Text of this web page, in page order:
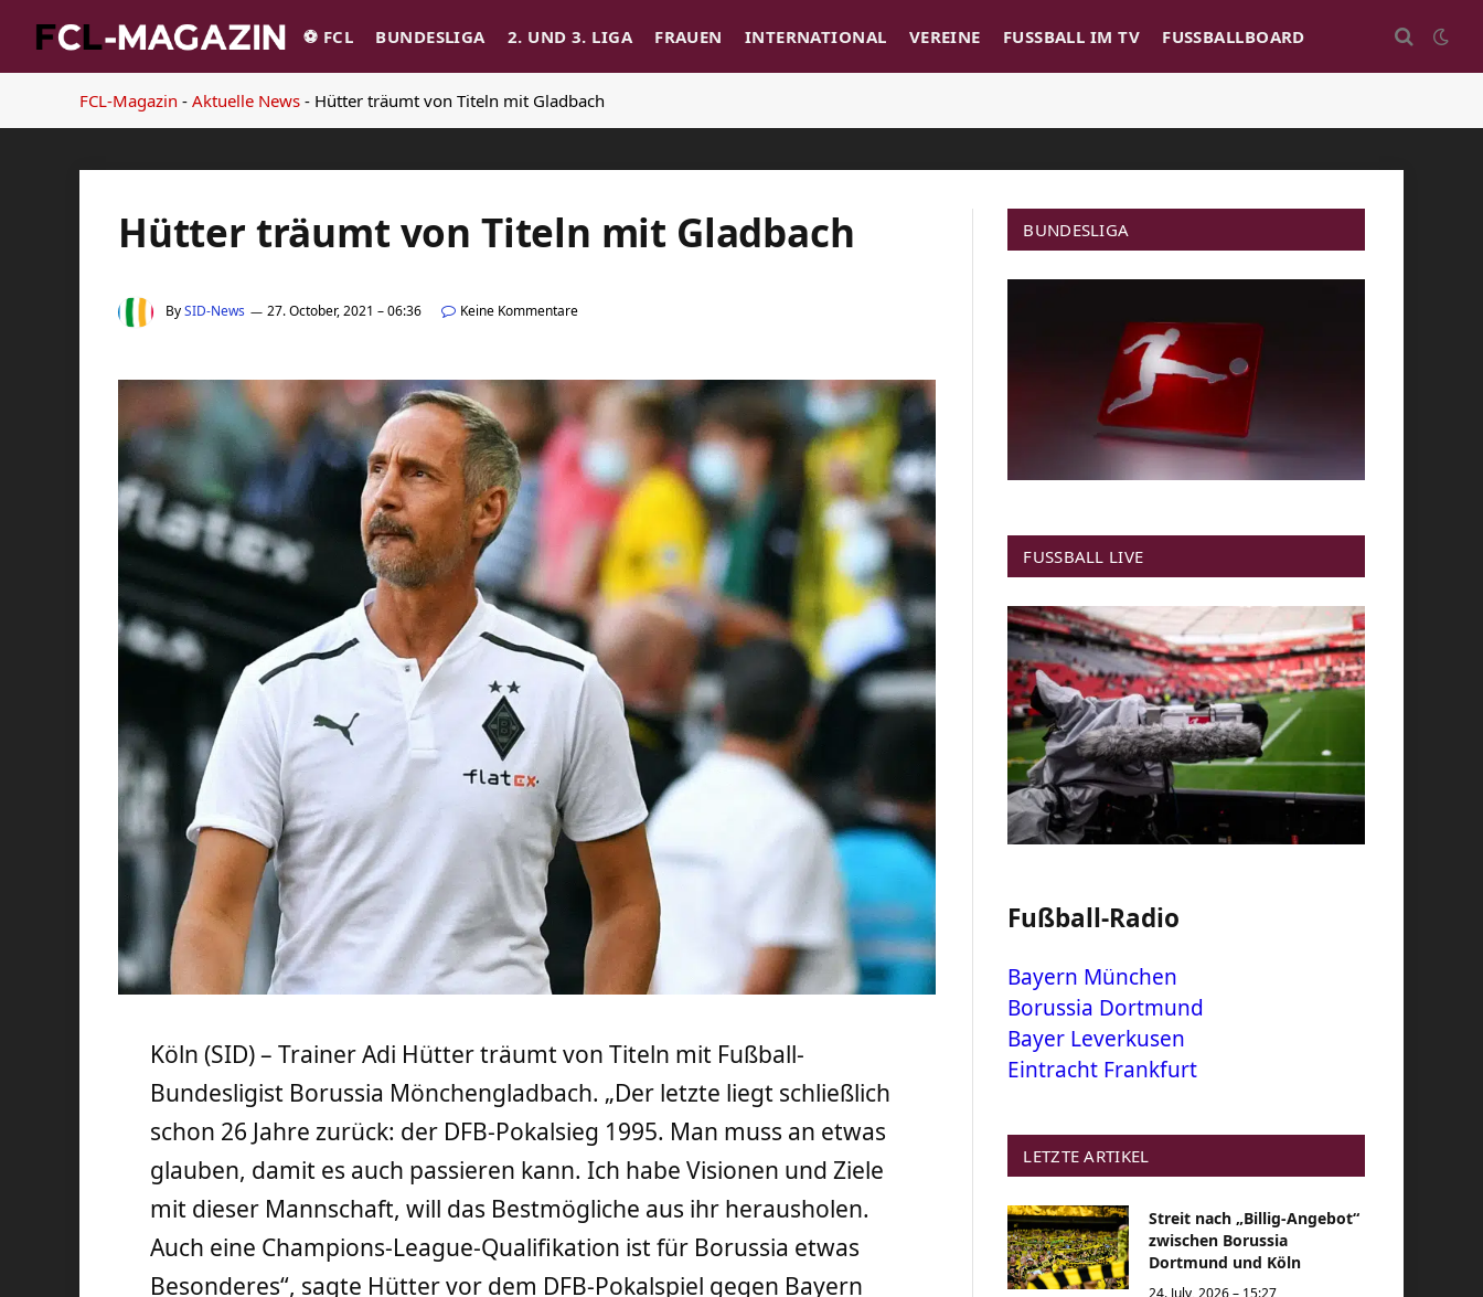
⚽️ FCL BUNDESLIGA 2. UND 3. LIGA FRAUEN INTERNATIONAL VEREINE FUSSBALL IM TV FUSSBALLBOARD
FCL-Magazin - Aktuelle News - Hütter träumt von Titeln mit Gladbach
Hütter träumt von Titeln mit Gladbach
BySID-News 27. October, 2021 – 06:36 Keine Kommentare
Köln (SID) – Trainer Adi Hütter träumt von Titeln mit Fußball-
Bundesligist Borussia Mönchengladbach. „Der letzte liegt schließlich
schon 26 Jahre zurück: der DFB-Pokalsieg 1995. Man muss an etwas
glauben, damit es auch passieren kann. Ich habe Visionen und Ziele
mit dieser Mannschaft, will das Bestmögliche aus ihr herausholen.
Auch eine Champions-League-Qualifikation ist für Borussia etwas
Besonderes“, sagte Hütter vor dem DFB-Pokalspiel gegen Bayern
BUNDESLIGA
FUSSBALL LIVE
Fußball-Radio
Bayern München
Borussia Dortmund
Bayer Leverkusen
Eintracht Frankfurt
LETZTE ARTIKEL
Streit nach „Billig-Angebot“
zwischen Borussia
Dortmund und Köln